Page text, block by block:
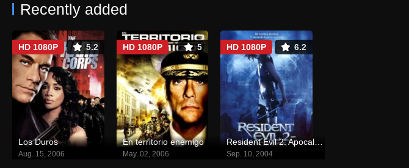
Recently added
5.2
HD 1080P
Los Duros
Aug. 15, 2006
5
HD 1080P
En territorio enemigo
May. 02, 2006
6.2
HD 1080P
Sep. 10, 2004